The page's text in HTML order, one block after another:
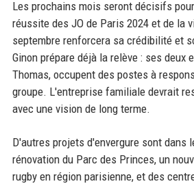
Les prochains mois seront décisifs
réussite des JO de Paris 2024 et de la
septembre renforcera sa crédibilité et
Ginon prépare déjà la relève : ses deux
Thomas, occupent des postes à
groupe. L'entreprise familiale devrait
avec une vision de long terme.
D'autres projets d'envergure sont dans
rénovation du Parc des Princes, un
rugby en région parisienne, et des